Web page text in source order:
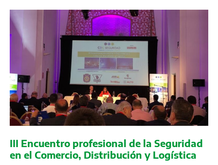
servicios
de
vigilancia
seguridad
la
final
y
eventos
de
UEFA
III Encuentro profesional de la Seguridad
en el Comercio, Distribución y Logística